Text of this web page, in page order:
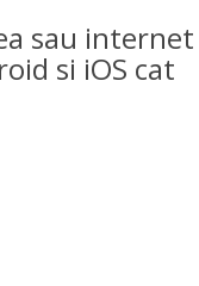
sau internet
si iOS cat